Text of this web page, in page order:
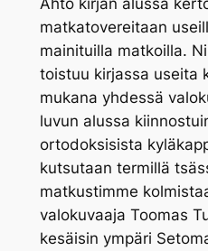
matkatovereitaan
mainituilla matkoilla.
toistuu kirjassa useita
mukana yhdessä
luvun alussa
ortodoksisista
kutsutaan termillä
matkustimme
valokuvaaja Toomas
kesäisin ympäri